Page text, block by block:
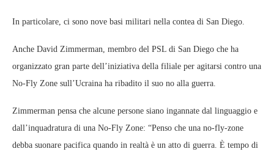
In particolare, ci sono nove basi militari nella contea di San Diego.
Anche David Zimmerman, membro del PSL di San Diego che ha
organizzato gran parte dell’iniziativa della filiale per agitarsi contro una
No-Fly Zone sull’Ucraina ha ribadito il suo no alla guerra.
Zimmerman pensa che alcune persone siano ingannate dal linguaggio e
dall’inquadratura di una No-Fly Zone: “Penso che una no-fly-zone
debba suonare pacifica quando in realtà è un atto di guerra. È tempo di